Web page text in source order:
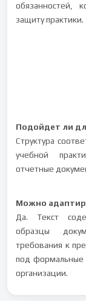
обязанностей,
защиту практики.
Подойдет ли
Структура
учебной
отчетные
Можно
Да. Текст
образцы
требования к
под формальные
организации.